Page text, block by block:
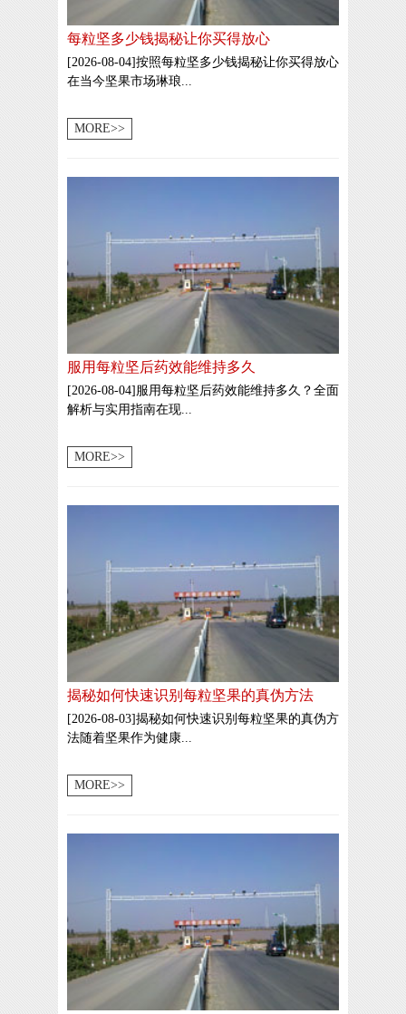
每粒坚多少钱揭秘让你买得放心
[2026-08-04]按照每粒坚多少钱揭秘让你买得放心
在当今坚果市场琳琅...
MORE>>
服用每粒坚后药效能维持多久
[2026-08-04]服用每粒坚后药效能维持多久？全面
解析与实用指南在现...
MORE>>
揭秘如何快速识别每粒坚果的真伪方法
[2026-08-03]揭秘如何快速识别每粒坚果的真伪方
法随着坚果作为健康...
MORE>>